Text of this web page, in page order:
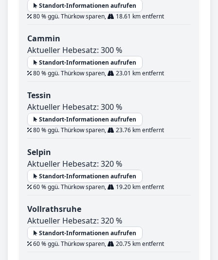
Standort-Informationen aufrufen
80 % ggü. Thürkow sparen,
18.61 km entfernt
Cammin
Aktueller Hebesatz: 300 %
Standort-Informationen aufrufen
80 % ggü. Thürkow sparen,
23.01 km entfernt
Tessin
Aktueller Hebesatz: 300 %
Standort-Informationen aufrufen
80 % ggü. Thürkow sparen,
23.76 km entfernt
Selpin
Aktueller Hebesatz: 320 %
Standort-Informationen aufrufen
60 % ggü. Thürkow sparen,
19.20 km entfernt
Vollrathsruhe
Aktueller Hebesatz: 320 %
Standort-Informationen aufrufen
60 % ggü. Thürkow sparen,
20.75 km entfernt